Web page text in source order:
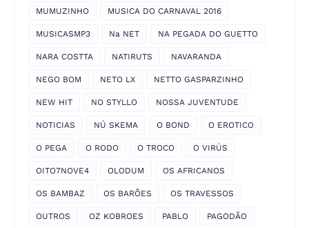
MUMUZINHO MUSICA DO CARNAVAL 2016
MUSICASMP3 Na NET NA PEGADA DO GUETTO
NARA COSTTA NATIRUTS NAVARANDA
NEGO BOM NETO LX NETTO GASPARZINHO
NEW HIT NO STYLLO NOSSA JUVENTUDE
NOTICIAS NÚ SKEMA O BOND O EROTICO
O PEGA O RODO O TROCO O VIRÚS
OITO7NOVE4 OLODUM OS AFRICANOS
OS BAMBAZ OS BARÕES OS TRAVESSOS
OUTROS OZ KOBROES PABLO PAGODÃO